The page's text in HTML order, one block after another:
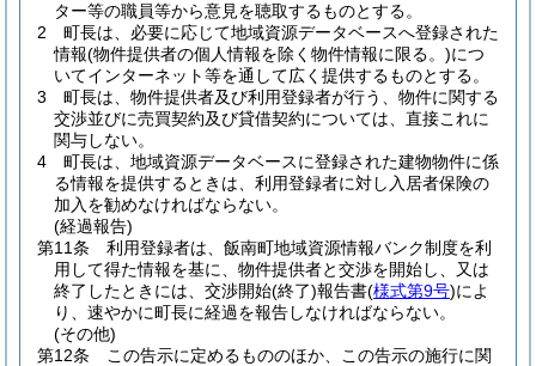
ター等の職員等から意見を聴取するものとする。
2
町長は、必要に応じて地域資源データベースへ登録された
情報(物件提供者の個人情報を除く物件情報に限る。)につ
いてインターネット等を通して広く提供するものとする。
3
町長は、物件提供者及び利用登録者が行う、物件に関する
交渉並びに売買契約及び貸借契約については、直接これに
関与しない。
4
町長は、地域資源データベースに登録された建物物件に係
る情報を提供するときは、利用登録者に対し入居者保険の
加入を勧めなければならない。
(経過報告)
第11条
利用登録者は、飯南町地域資源情報バンク制度を利
用して得た情報を基に、物件提供者と交渉を開始し、又は
終了したときには、交渉開始(終了)報告書(様式第9号)によ
り、速やかに町長に経過を報告しなければならない。
(その他)
第12条
この告示に定めるもののほか、この告示の施行に関